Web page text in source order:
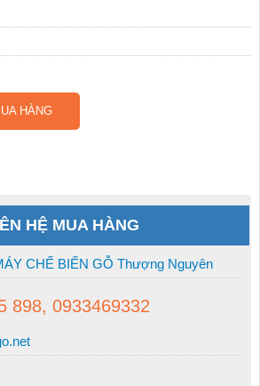
HÀNG
HỆ MUA HÀNG
CHẾ BIẾN GỖ Thượng Nguyên
898, 0933469332